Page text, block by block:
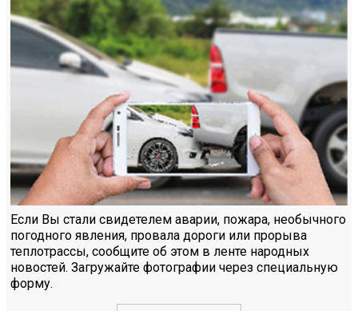
Если Вы стали свидетелем аварии, пожара, необычного
погодного явления, провала дороги или прорыва
теплотрассы, сообщите об этом в ленте народных
новостей. Загружайте фотографии через специальную
форму.